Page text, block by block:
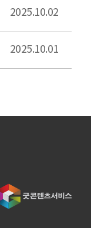
2025.10.02
2025.10.01